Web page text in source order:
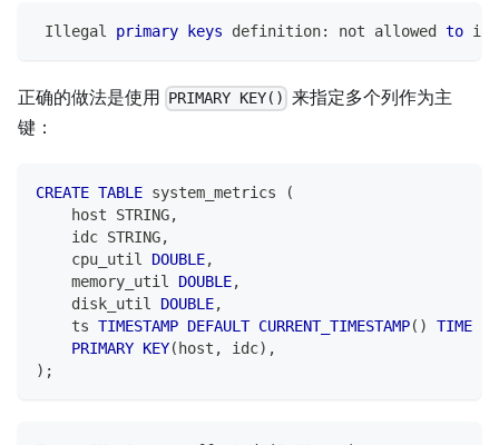
Illegal primary keys definition: not allowed to
正确的做法是使用 PRIMARY KEY() 来指定多个列作为主
键：
CREATE TABLE system_metrics
(
    host STRING
,
    idc STRING
,
    cpu_util
DOUBLE,
    memory_util
DOUBLE,
    disk_util
DOUBLE,
    ts
TIMESTAMP DEFAULT CURRENT_TIMESTAMP( ) TIME
PRIMARY KEY(host , idc) ,
) ;